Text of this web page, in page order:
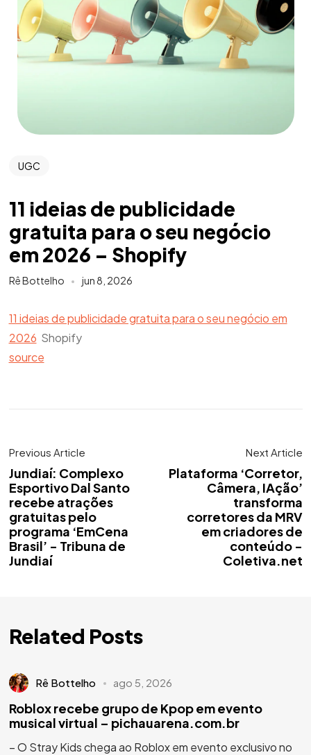
UGC
11 ideias de publicidade
gratuita para o seu negócio
em 2026 – Shopify
Rê Bottelho jun 8, 2026
11 ideias de publicidade gratuita para o seu negócio em
2026 Shopify
source
Previous Article
Jundiaí: Complexo
Esportivo Dal Santo
recebe atrações
gratuitas pelo
programa ‘EmCena
Brasil’ - Tribuna de
Jundiaí
Next Article
Plataforma ‘Corretor,
Câmera, IAção’
transforma
corretores da MRV
em criadores de
conteúdo -
Coletiva.net
Related Posts
Rê Bottelho ago 5, 2026
Roblox recebe grupo de Kpop em evento
musical virtual – pichauarena.com.br
– O Stray Kids chega ao Roblox em evento exclusivo no